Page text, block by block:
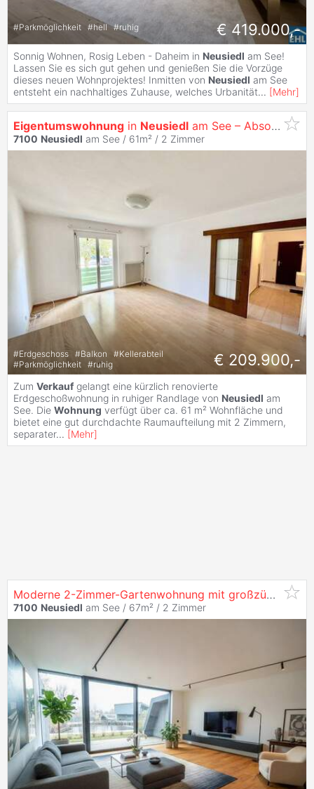
#Parkmöglichkeit #hell #ruhig € 419.000,-
Sonnig Wohnen, Rosig Leben - Daheim in Neusiedl am See!
Lassen Sie es sich gut gehen und genießen Sie die Vorzüge
dieses neuen Wohnprojektes! Inmitten von Neusiedl am See
entsteht ein nachhaltiges Zuhause, welches Urbanität... [Mehr]
Eigentumswohnung in Neusiedl am See – Absolute Ruhelage mit Loggia & Garage
7100 Neusiedl am See / 61m² / 2 Zimmer
#Erdgeschoss #Balkon #Kellerabteil
#Parkmöglichkeit #ruhig € 209.900,-
Zum Verkauf gelangt eine kürzlich renovierte
Erdgeschoßwohnung in ruhiger Randlage von Neusiedl am
See. Die Wohnung verfügt über ca. 61 m² Wohnfläche und
bietet eine gut durchdachte Raumaufteilung mit 2 Zimmern,
separater... [Mehr]
Moderne 2-Zimmer-Gartenwohnung mit großzügiger Wohnküche
7100 Neusiedl am See / 67m² / 2 Zimmer